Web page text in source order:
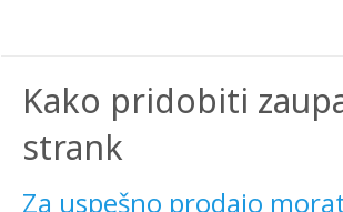
Domov
E-učenje
Kako pridobiti
strank
Za uspešno prodajo